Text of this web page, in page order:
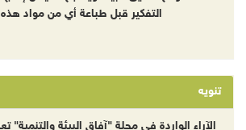
التفكير قبل طباعة أي من مواد هذه
تنويه
الآراء الواردة في مجلة "آفاق البيئة والتنمية"